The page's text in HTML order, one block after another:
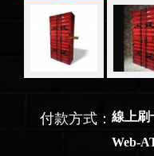
付款方式： 線上刷
Web-